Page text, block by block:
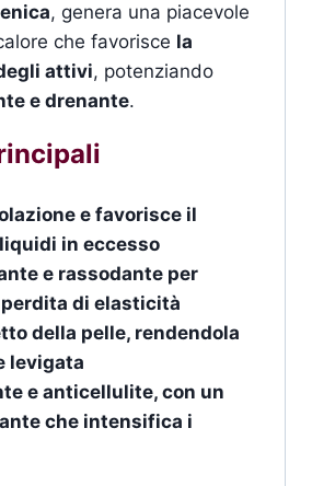
, genera una piacevole
che favorisce la
attivi, potenziando
e drenante.
e favorisce il
in eccesso
e rassodante per
di elasticità
della pelle, rendendola
levigata
e anticellulite, con un
che intensifica i